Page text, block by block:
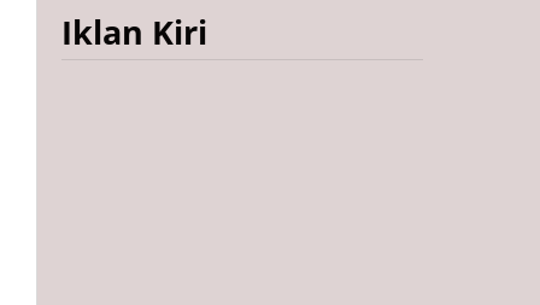
Pelaku Ditangkap
Iklan Kiri